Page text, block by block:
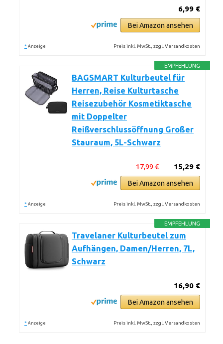
6,99 €
Bei Amazon ansehen
* Anzeige Preis inkl. MwSt., zzgl. Versandkosten
EMPFEHLUNG
BAGSMART Kulturbeutel für
Herren, Reise Kulturtasche
Reisezubehör Kosmetiktasche
mit Doppelter
Reißverschlussöffnung Großer
Stauraum, 5L-Schwarz
15,29 €
17,99 €
Bei Amazon ansehen
* Anzeige Preis inkl. MwSt., zzgl. Versandkosten
EMPFEHLUNG
Travelaner Kulturbeutel zum
Aufhängen, Damen/Herren, 7L,
Schwarz
16,90 €
Bei Amazon ansehen
* Anzeige Preis inkl. MwSt., zzgl. Versandkosten